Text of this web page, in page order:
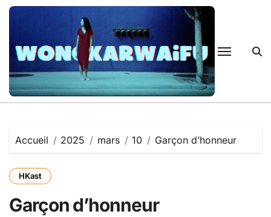
Passer
Accueil 2025 mars 10 Garçon d’honneur
HKast
Garçon d’honneur